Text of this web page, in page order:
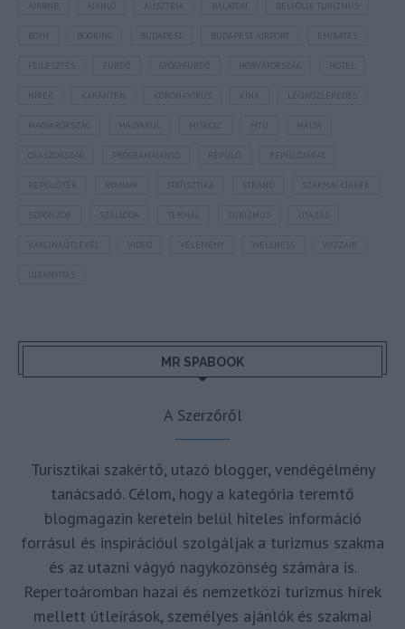
AUSZTRIA BALATON BELFÖLDI TURIZMUS
BUDAPEST BUDAPEST AIRPORT EMIRATES
FEJLESZTÉS HORVÁTORSZÁG HOTEL
KARANTÉN LÉGIKÖZLEKEDÉS
MAGYARORSZÁG MTÜ MÁLTA
OLASZORSZÁG REPÜLŐJÁRAT
REPÜLŐTÉR STATISZTIKA STRAND SZAKMAI CIKKEK
SZPONZOR SZÁLLODA TERMÁL TURIZMUS UTAZÁS
VAKCINAÚTLEVÉL WIZZAIR
ÚJRANYITÁS
MR SPABOOK
A Szerzőről
Turisztikai szakértő, utazó blogger, vendégélmény
tanácsadó. Célom, hogy a kategória teremtő
blogmagazin keretein belül hiteles információ
forrásul és inspirációul szolgáljak a turizmus szakma
és az utazni vágyó nagyközönség számára is.
Repertoáromban hazai és nemzetközi turizmus hírek
mellett útleírások, személyes ajánlók és szakmai